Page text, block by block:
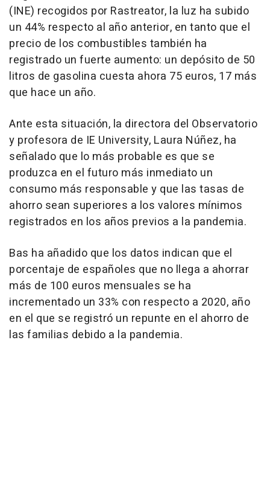
(INE) recogidos por Rastreator, la luz ha subido
un 44% respecto al año anterior, en tanto que el
precio de los combustibles también ha
registrado un fuerte aumento: un depósito de 50
litros de gasolina cuesta ahora 75 euros, 17 más
que hace un año.
Ante esta situación, la directora del Observatorio
y profesora de IE University, Laura Núñez, ha
señalado que lo más probable es que se
produzca en el futuro más inmediato un
consumo más responsable y que las tasas de
ahorro sean superiores a los valores mínimos
registrados en los años previos a la pandemia.
Bas ha añadido que los datos indican que el
porcentaje de españoles que no llega a ahorrar
más de 100 euros mensuales se ha
incrementado un 33% con respecto a 2020, año
en el que se registró un repunte en el ahorro de
las familias debido a la pandemia.